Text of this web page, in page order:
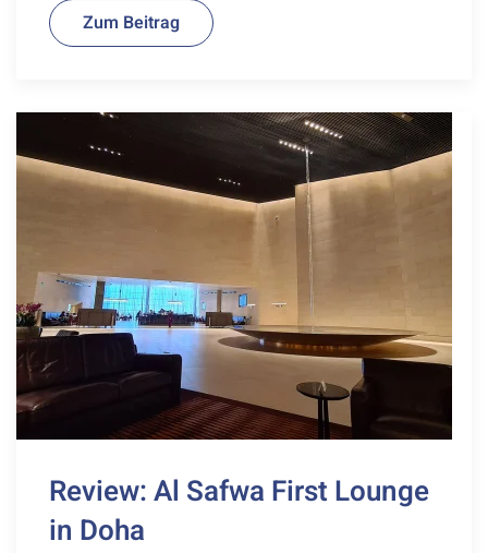
Zum Beitrag
Review: Al Safwa First Lounge
in Doha